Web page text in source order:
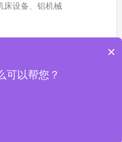
床设备、铝机械
×
可以帮您？